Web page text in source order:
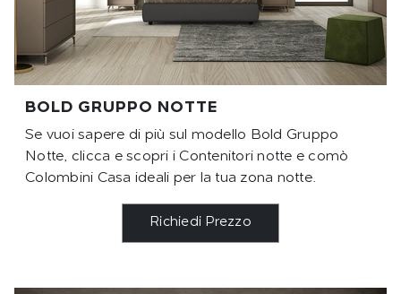
BOLD GRUPPO NOTTE
Se vuoi sapere di più sul modello Bold Gruppo
Notte, clicca e scopri i Contenitori notte e comò
Colombini Casa ideali per la tua zona notte.
Richiedi Prezzo